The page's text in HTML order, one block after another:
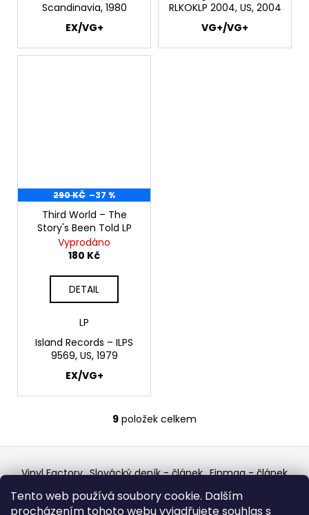
Tento web používá soubory cookie. Dalším
procházením tohoto webu vyjadřujete souhlas s
Scandinavia, 1980
EX/VG+
RLKOKLP 2004, US, 2004
VG+/VG+
290 KČ –37 %
Third World ‎– The
Story's Been Told LP
Vyprodáno
180 Kč
DETAIL
LP
Island Records ‎– ILPS
9569, US, 1979
EX/VG+
O
á
a
9 položek celkem
Z
á Vinyl Factory Slovácký deník - článek Finmag - článek
Discogs Profile Facebook výběr z hroznů
Top prodejce mincí Aukro